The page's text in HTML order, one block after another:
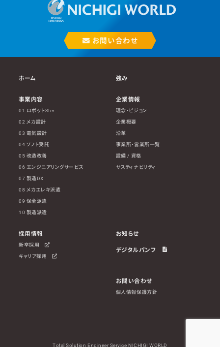
お問い合わせ
ホーム 強み
事業内容
01 ロボットSIer
02 メカ設計
03 電気設計
04 ソフト受託
05 改造改善
06 エンジニアリングサービス
07 製造DX
08 メカエレキ派遣
09 保全派遣
10 製造派遣
企業情報
理念・ビジョン
企業概要
沿革
事業所・営業所一覧
設備 / 資格
サスティナビリティ
採用情報
新卒採用
キャリア採用
お知らせ
デジタルパンフ
お問い合わせ
個人情報保護方針
Total Solution Engineer Service NICHIGI WORLD